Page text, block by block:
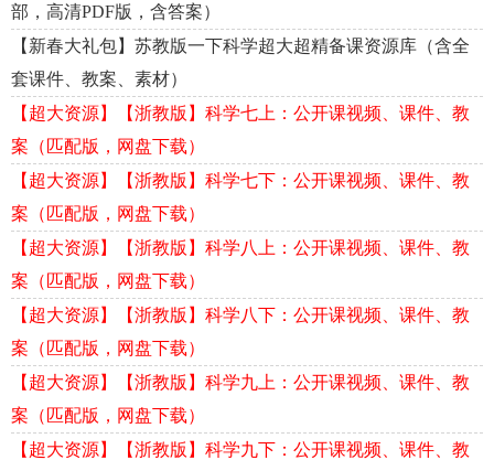
部，高清PDF版，含答案）
【新春大礼包】苏教版一下科学超大超精备课资源库（含全
套课件、教案、素材）
【超大资源】【浙教版】科学七上：公开课视频、课件、教
案（匹配版，网盘下载）
【超大资源】【浙教版】科学七下：公开课视频、课件、教
案（匹配版，网盘下载）
【超大资源】【浙教版】科学八上：公开课视频、课件、教
案（匹配版，网盘下载）
【超大资源】【浙教版】科学八下：公开课视频、课件、教
案（匹配版，网盘下载）
【超大资源】【浙教版】科学九上：公开课视频、课件、教
案（匹配版，网盘下载）
【超大资源】【浙教版】科学九下：公开课视频、课件、教